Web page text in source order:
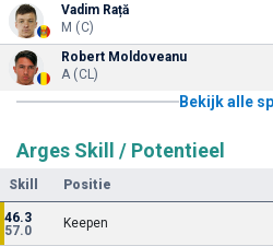
Vadim Rață
M (C)
Robert Moldoveanu
A (CL)
Bekijk alle
Arges Skill / Potentieel
Skill Positie
46.3
57.0
Keepen